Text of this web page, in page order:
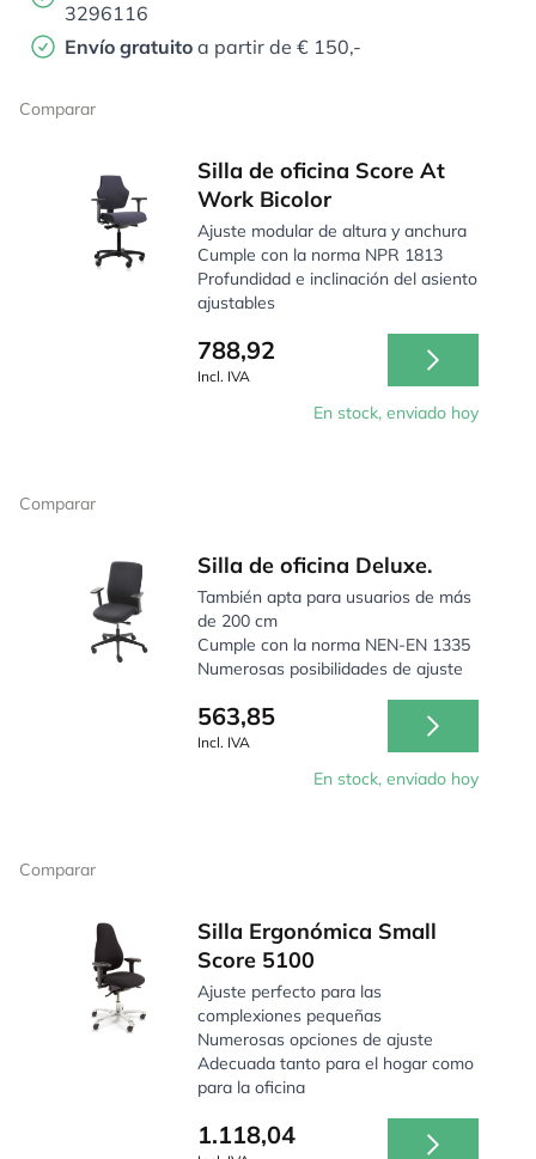
3296116
Envío gratuito a partir de € 150,-
Comparar
Silla de oficina Score At
Work Bicolor
Ajuste modular de altura y anchura
Cumple con la norma NPR 1813
Profundidad e inclinación del asiento
ajustables
788,92
Incl. IVA
En stock, enviado hoy
Comparar
Silla de oficina Deluxe.
También apta para usuarios de más
de 200 cm
Cumple con la norma NEN-EN 1335
Numerosas posibilidades de ajuste
563,85
Incl. IVA
En stock, enviado hoy
Comparar
Silla Ergonómica Small
Score 5100
Ajuste perfecto para las
complexiones pequeñas
Numerosas opciones de ajuste
Adecuada tanto para el hogar como
para la oficina
1.118,04